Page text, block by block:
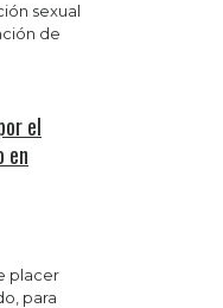
sexual
de
el
en
placer
para